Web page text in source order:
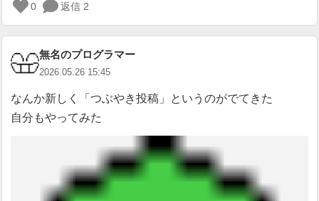
ロ
グ
ン
が
必
要
0 返信 2
無名のプログラマー
2026.05.26 15:45
なんか新しく「つぶやき投稿」というのがでてきた
自分もやってみた